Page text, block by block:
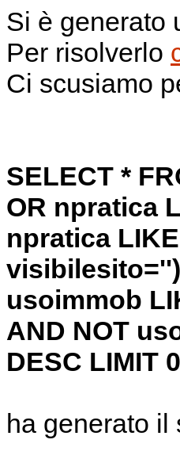
Si è generato
Per risolverlo
Ci scusiamo
SELECT *
OR npratica
npratica
usoimmob
AND NOT
DESC LIMIT
ha generato il